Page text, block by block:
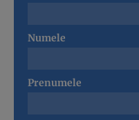
Numele
Prenumele